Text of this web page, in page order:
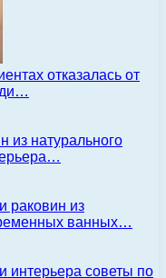
отказалась от
из натурального
раковин из
ванных…
интерьера советы по